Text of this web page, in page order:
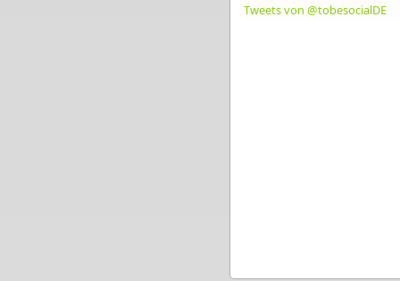
Tweets von @tobesocialDE